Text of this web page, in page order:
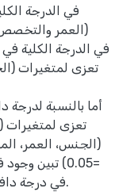
(العمر
تعزى لمتغيرات
أما بالنسبة
(الجنس، العمر،
تبين وجود